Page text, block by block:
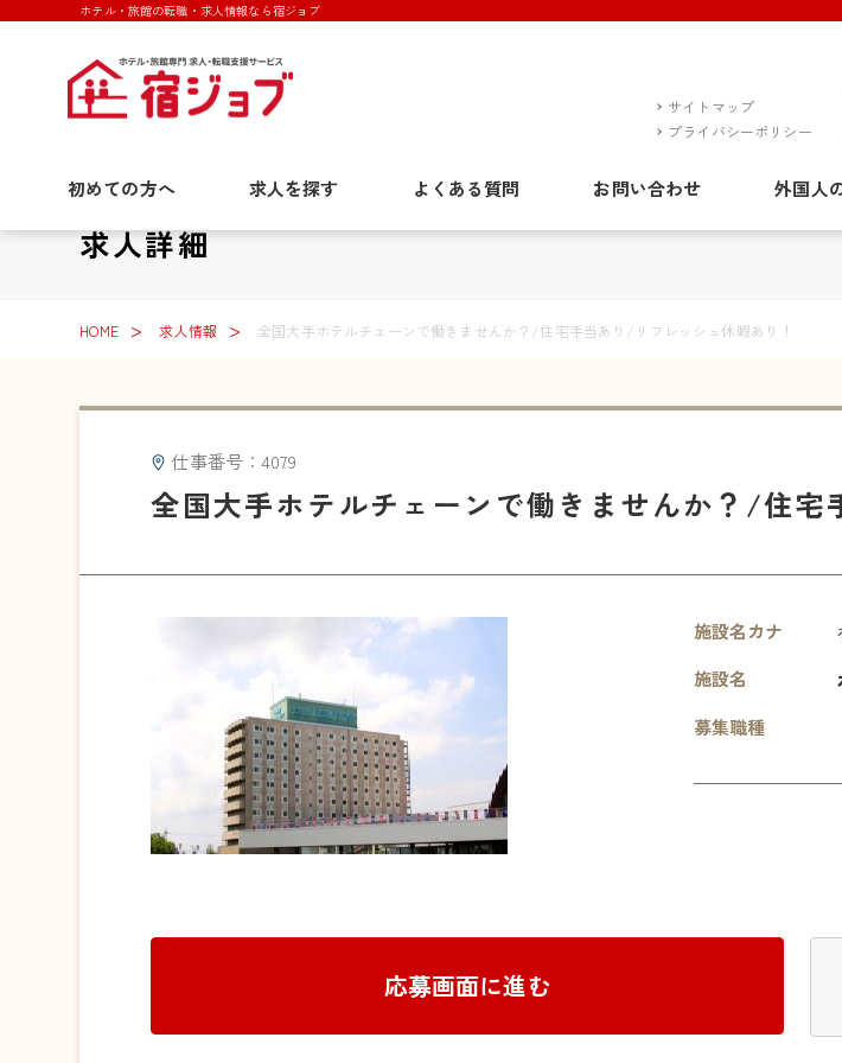
ホテル・旅館の転職・求人情報なら宿ジョブ
サイトマップ
プライバシーポリシー
初めての方へ 求人を探す よくある質問 お問い合わせ 外国人
求人詳細
HOME 求人情報 全国大手ホテルチェーンで働きませんか？/住宅手当あり/リフレッシュ休暇あり！
仕事番号：4079
全国大手ホテルチェーンで働きませんか？/住宅
施設名カナ
施設名
募集職種
応募画面に進む